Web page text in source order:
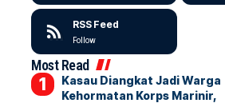
RSS Feed
Follow
Most Read
Kasau Diangkat Jadi Warga
Kehormatan Korps Marinir,